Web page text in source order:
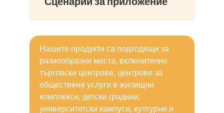
Нашите продукти са подходящи за
разнообразни места, включително
търговски центрове, центрове за
обществени услуги в жилищни
комплекси, детски градини,
университетски кампуси, културни и